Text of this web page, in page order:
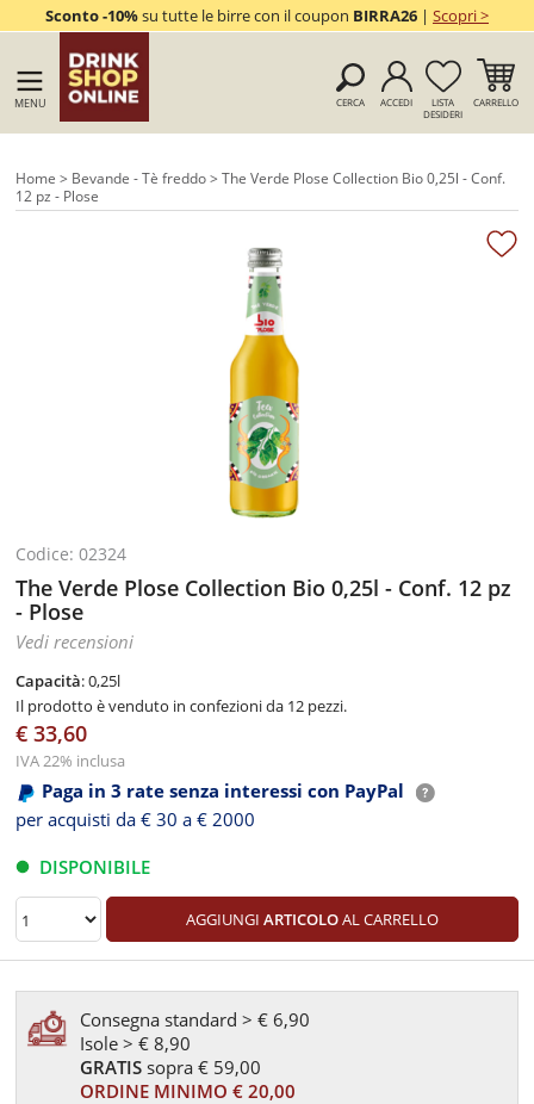
Sconto -10%su tutte le birre con il coupon BIRRA26| Scopri >
MENU CERCA ACCEDI
LISTA
DESIDERI
CARRELLO
Home > Bevande - Tè freddo> The Verde Plose Collection Bio 0,25l - Conf.
12 pz - Plose
Codice: 02324
The Verde Plose Collection Bio 0,25l - Conf. 12 pz
- Plose
Vedi recensioni
Capacità: 0,25l
Il prodotto è venduto in confezioni da 12 pezzi.
€ 33,60
IVA 22% inclusa
Paga in 3 rate senza interessi con PayPal
per acquisti da € 30 a € 2000
DISPONIBILE
AGGIUNGI ARTICOLOAL CARRELLO
Consegna standard > € 6,90
Isole > € 8,90
GRATIS sopra € 59,00
ORDINE MINIMO € 20,00